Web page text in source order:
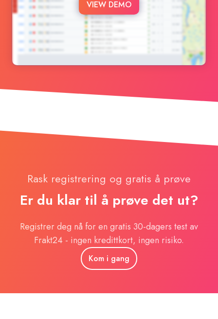
VIEW DEMO
Rask registrering og gratis å prøve
Er du klar til å prøve det ut?
Registrer deg nå for en gratis 30-dagers test av
Frakt24 - ingen kredittkort, ingen risiko.
Kom i gang